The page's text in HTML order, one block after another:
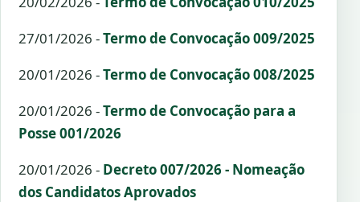
27/01/2026 -Termo de Convocação 009/2025
20/01/2026 -Termo de Convocação 008/2025
20/01/2026 -Termo de Convocação para a
Posse 001/2026
20/01/2026 - Decreto 007/2026 - Nomeação
dos Candidatos Aprovados